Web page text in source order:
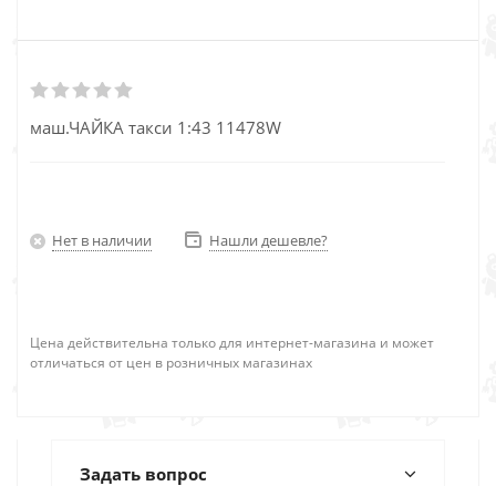
маш.ЧАЙКА такси 1:43 11478W
Нет в наличии Нашли дешевле?
Цена действительна только для интернет-магазина и может
отличаться от цен в розничных магазинах
Задать вопрос